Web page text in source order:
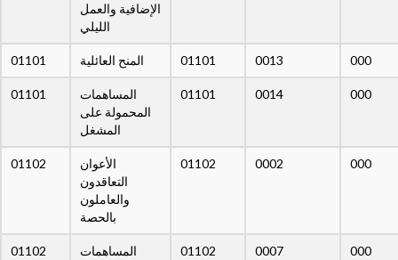
الإضافية والعمل
الليلي
01101 المنح العائلية 01101 0013 000
01101
المساهمات
المحمولة على
المشغل
01101 0014 000
01102
الأعوان
التعاقدون
والعاملون
بالحصة
01102 0002 000
01102
المساهمات
01102 0007 000